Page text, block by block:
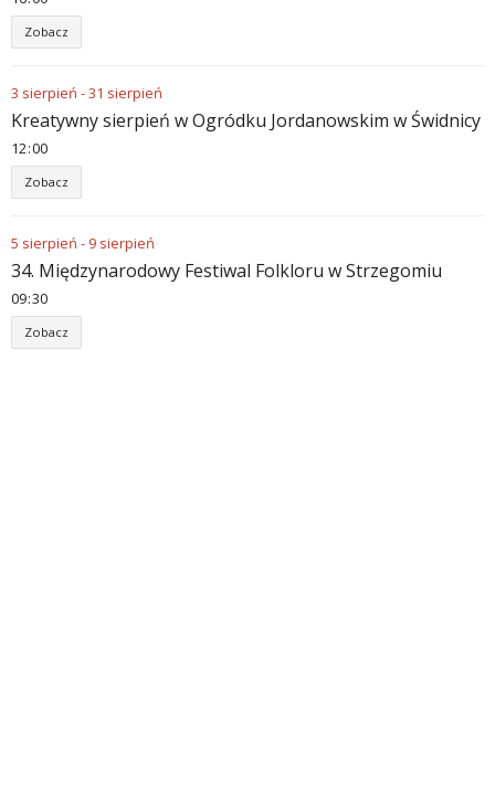
Zobacz
3 sierpień -31 sierpień
Kreatywny sierpień w Ogródku Jordanowskim w Świdnicy
12:00
Zobacz
5 sierpień - 9 sierpień
34. Międzynarodowy Festiwal Folkloru w Strzegomiu
09:30
Zobacz